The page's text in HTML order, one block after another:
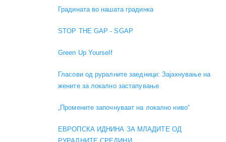
Градината во нашата градинка
STOP THE GAP - SGAP
Green Up Yourself
Гласови од руралните заедници: Зајакнување на
жените за локално застапување
„Промените започнуваат на локално ниво“
ЕВРОПСКА ИДНИНА ЗА МЛАДИТЕ ОД